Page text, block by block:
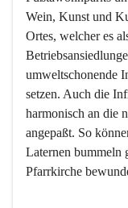
Wein, Kunst und
Ortes, welcher es
umweltschonende
setzen. Auch die
harmonisch an die
angepaßt. So
Laternen bummeln
Pfarrkirche